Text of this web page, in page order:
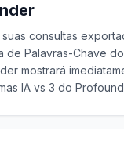
consultas
de Palavras-Chave
mostrará
IA vs 3 do